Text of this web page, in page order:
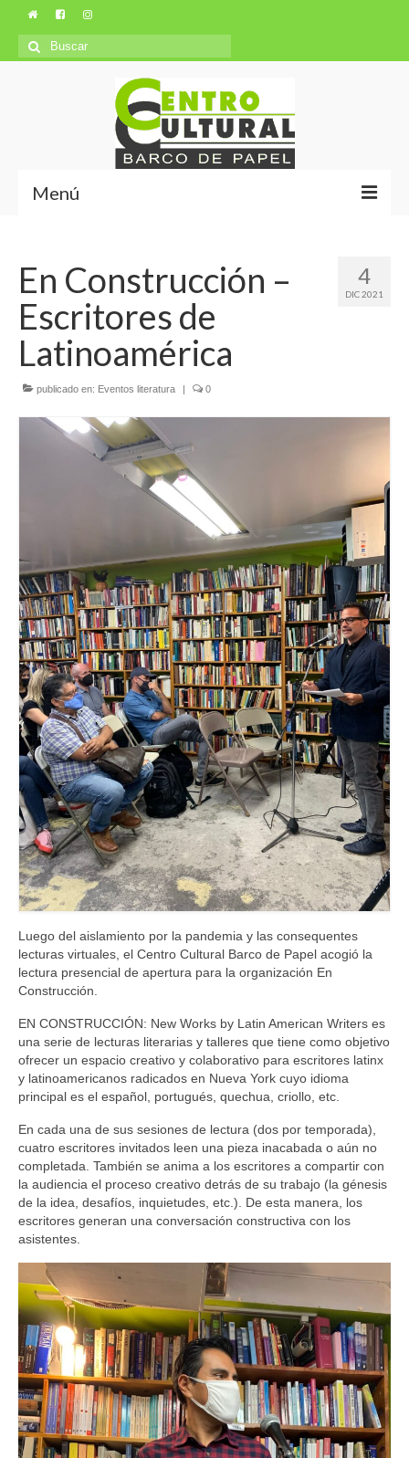
Búsqueda
para:
Menú
Ubicación
Autores
4
DIC 2021
En Construcción –
Escritores de
Latinoamérica
publicado en: Eventos literatura | 0
Luego del aislamiento por la pandemia y las consequentes
lecturas virtuales, el Centro Cultural Barco de Papel acogió la
lectura presencial de apertura para la organización En
Construcción.
EN CONSTRUCCIÓN: New Works by Latin American Writers es
una serie de lecturas literarias y talleres que tiene como objetivo
ofrecer un espacio creativo y colaborativo para escritores latinx
y latinoamericanos radicados en Nueva York cuyo idioma
principal es el español, portugués, quechua, criollo, etc.
En cada una de sus sesiones de lectura (dos por temporada),
cuatro escritores invitados leen una pieza inacabada o aún no
completada. También se anima a los escritores a compartir con
la audiencia el proceso creativo detrás de su trabajo (la génesis
de la idea, desafíos, inquietudes, etc.). De esta manera, los
escritores generan una conversación constructiva con los
asistentes.